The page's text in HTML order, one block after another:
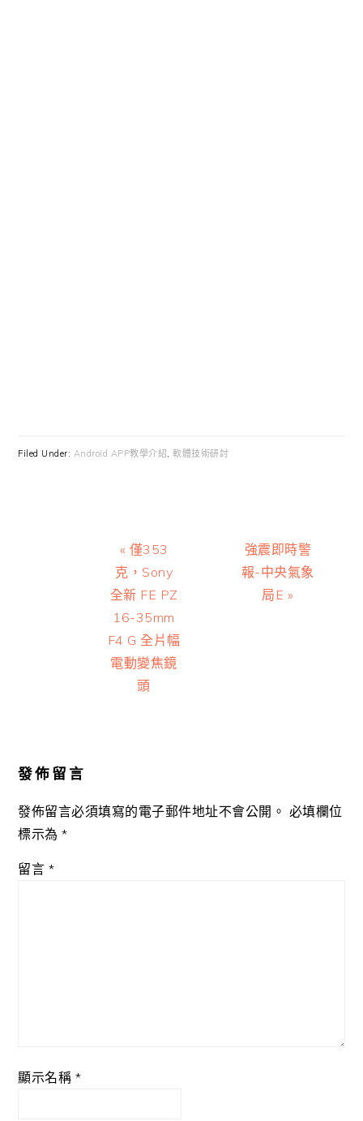
Filed Under: Android APP教學介紹,軟體技術研討
Previous
Post:
« 僅353
克，Sony
全新 FE PZ
16-35mm
F4 G 全片幅
電動變焦鏡
頭
Next
Post:
強震即時警
報-中央氣象
局E »
發佈留言
發佈留言必須填寫的電子郵件地址不會公開。 必填欄位
標示為*
留言 *
顯示名稱 *